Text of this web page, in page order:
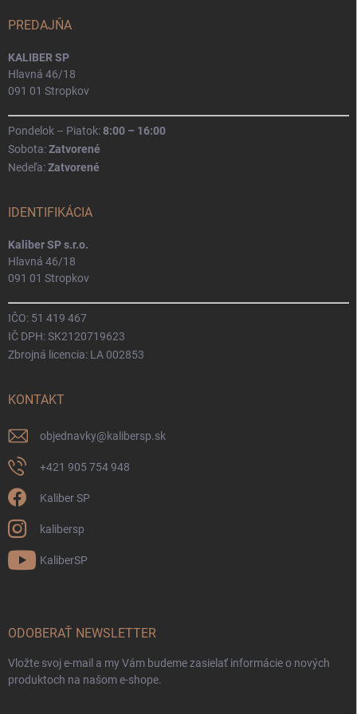
PREDAJŇA
KALIBER SP
Hlavná 46/18
091 01 Stropkov
Pondelok – Piatok:8:00 – 16:00
Sobota:Zatvorené
Nedeľa:Zatvorené
IDENTIFIKÁCIA
Kaliber SP s.r.o.
Hlavná 46/18
091 01 Stropkov
IČO: 51 419 467
IČ DPH: SK2120719623
Zbrojná licencia: LA 002853
KONTAKT
objednavky@kalibersp.sk
+421 905 754 948
Kaliber SP
kalibersp
KaliberSP
ODOBERAŤ NEWSLETTER
Vložte svoj e-mail a my Vám budeme zasielať informácie o nových
produktoch na našom e-shope.